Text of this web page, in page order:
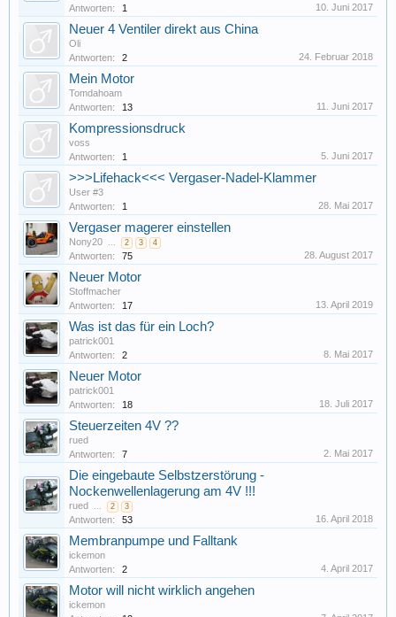
Antworten:
1 10. Juni 2017
Neuer 4 Ventiler direkt aus China
Oli
Antworten:
2 24. Februar 2018
Mein Motor
Tomdahoam
Antworten:
13 11. Juni 2017
Kompressionsdruck
voss
Antworten:
1 5. Juni 2017
>>>Lifehack<<< Vergaser-Nadel-Klammer
User #3
Antworten:
1 28. Mai 2017
Vergaser magerer einstellen
Nony20 ... 2 3 4
Antworten: 75 28. August 2017
Neuer Motor
Stoffmacher
Antworten:
17 13. April 2019
Was ist das für ein Loch?
patrick001
Antworten:
2 8. Mai 2017
Neuer Motor
patrick001
Antworten:
18 18. Juli 2017
Steuerzeiten 4V ??
rued
Antworten:
7 2. Mai 2017
Die eingebaute Selbstzerstörung -
Nockenwellenlagerung am 4V !!!
rued ... 2 3
Antworten: 53 16. April 2018
Membranpumpe und Falltank
ickemon
Antworten:
2 4. April 2017
Motor will nicht wirklich angehen
ickemon